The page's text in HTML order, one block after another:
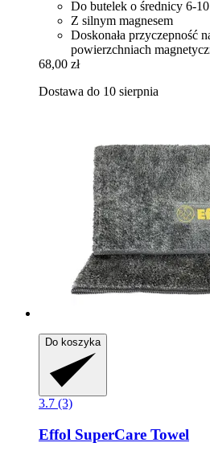
Do butelek o średnicy 6-
Z silnym magnesem
Doskonała przyczepność
powierzchniach
68,00 zł
Dostawa do 10 sierpnia
Do koszyka
3.7 (3)
Effol SuperCare Towel